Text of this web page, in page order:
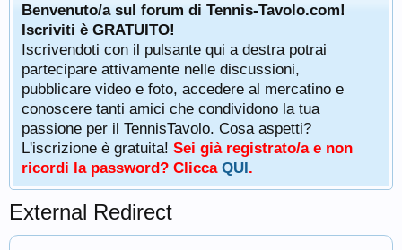
Benvenuto/a sul forum di Tennis-Tavolo.com!
Iscriviti è GRATUITO!
Iscrivendoti con il pulsante qui a destra potrai
partecipare attivamente nelle discussioni,
pubblicare video e foto, accedere al mercatino e
conoscere tanti amici che condividono la tua
passione per il TennisTavolo. Cosa aspetti?
L'iscrizione è gratuita! Sei già registrato/a e non
ricordi la password? Clicca QUI.
External Redirect